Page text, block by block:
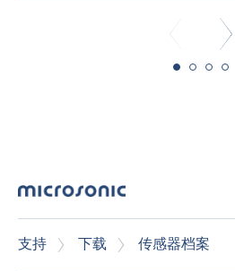
支持 下载 传感器档案